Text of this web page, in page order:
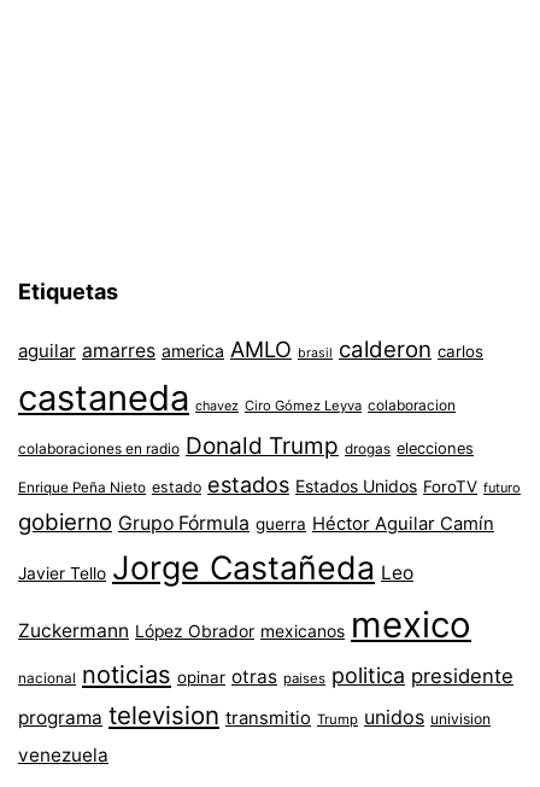
Etiquetas
aguilar amarres america AMLO brasil calderon carlos
castaneda chavez Ciro Gómez Leyva colaboracion
colaboraciones en radio Donald Trump drogas elecciones
Enrique Peña Nieto estado estados Estados Unidos ForoTV futuro
gobierno Grupo Fórmula guerra Héctor Aguilar Camín
Javier Tello Jorge Castañeda Leo
Zuckermann López Obrador mexicanos mexico
nacional noticias opinar otras paises politica presidente
programa television transmitio Trump unidos univision
venezuela